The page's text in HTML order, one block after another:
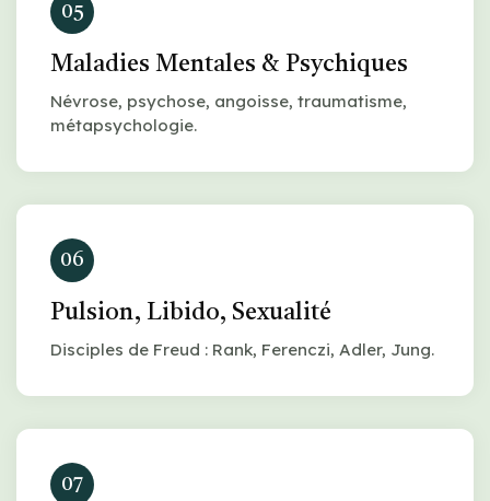
05
Maladies Mentales & Psychiques
Névrose, psychose, angoisse, traumatisme,
métapsychologie.
06
Pulsion, Libido, Sexualité
Disciples de Freud : Rank, Ferenczi, Adler, Jung.
07